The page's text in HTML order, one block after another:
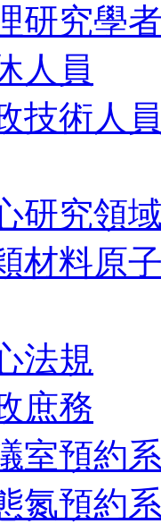
研究學
人員
技術人員
研究領域
材料原
法規
庶務
室預約
氮預約